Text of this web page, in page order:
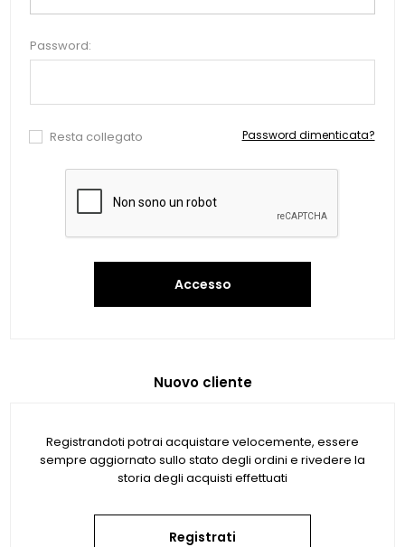
Nuovo cliente
Registrandoti potrai acquistare velocemente, essere
sempre aggiornato sullo stato degli ordini e rivedere la
storia degli acquisti effettuati
Registrati
Password:
Resta collegato Password dimenticata?
Accesso